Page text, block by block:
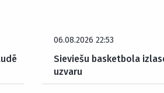
06.08.2026 22:53
Sieviešu basketbola
uzvaru